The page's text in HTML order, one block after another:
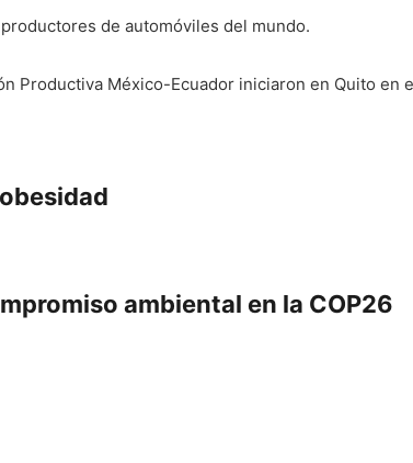
de automóviles del mundo.
Productiva México-Ecuador iniciaron en Quito en
ambiental en la COP26